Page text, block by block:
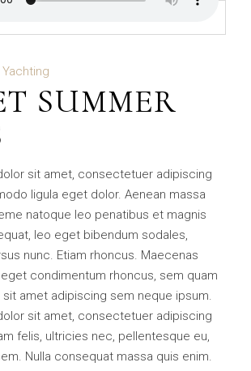
Yachting
SUMMER
sit amet, consectetuer adipiscing
ligula eget dolor. Aenean massa
natoque leo penatibus et magnis
leo eget bibendum sodales,
nunc. Etiam rhoncus. Maecenas
condimentum rhoncus, sem quam
amet adipiscing sem neque ipsum.
sit amet, consectetuer adipiscing
felis, ultricies nec, pellentesque eu,
Nulla consequat massa quis enim.